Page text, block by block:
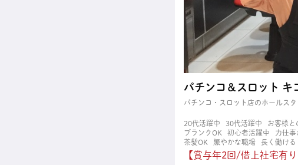
パチンコ＆スロット キ
パチンコ・スロット店のホールスタ
20代活躍中 30代活躍中 お客様と
ブランクOK
初心者活躍中 力仕事
茶髪OK
賑やかな職場 長く働ける
【賞与年2回/借上社宅有